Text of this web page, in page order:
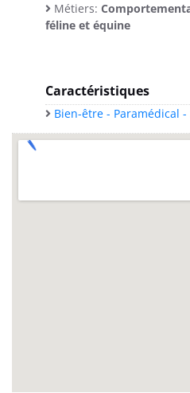
Métiers:
féline et équine
Caractéristiques
Bien-être - Paramédical -